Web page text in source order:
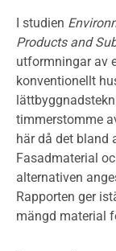
I studien
Products and
utformningar av
konventionellt
timmerstomme
här då det bland
Fasadmaterial
alternativen
Rapporten ger
mängd material